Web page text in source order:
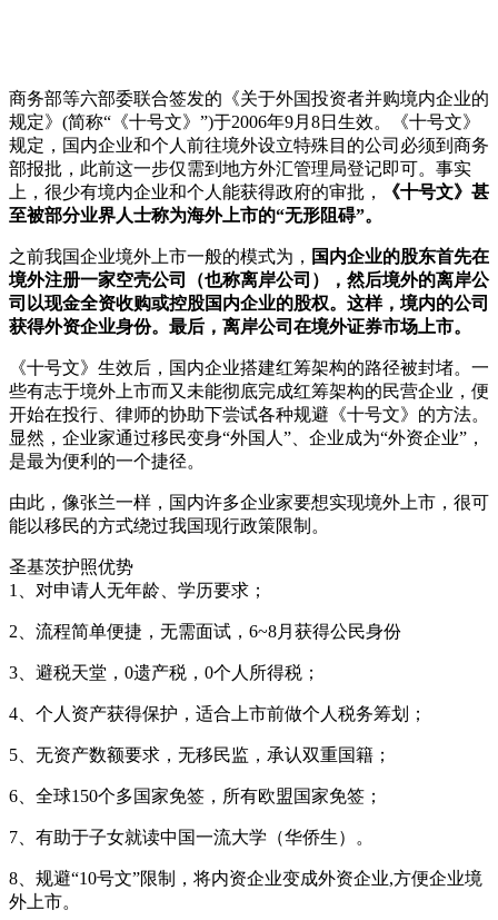
商务部等六部委联合签发的《关于外国投资者并购境内企业的
规定》(简称“《十号文》”)于2006年9月8日生效。《十号文》
规定，国内企业和个人前往境外设立特殊目的公司必须到商务
部报批，此前这一步仅需到地方外汇管理局登记即可。事实
上，很少有境内企业和个人能获得政府的审批，
《十号文》甚
至被部分业界人士称为海外上市的“无形阻碍”。
之前我国企业境外上市一般的模式为， 国内企业的股东首先在
境外注册一家空壳公司（也称离岸公司），然后境外的离岸公
司以现金全资收购或控股国内企业的股权。这样，境内的公司
获得外资企业身份。最后，离岸公司在境外证券市场上市。
《十号文》生效后，国内企业搭建红筹架构的路径被封堵。一
些有志于境外上市而又未能彻底完成红筹架构的民营企业，便
开始在投行、律师的协助下尝试各种规避《十号文》的方法。
显然，企业家通过移民变身“外国人”、企业成为“外资企业”，
是最为便利的一个捷径。
由此，像张兰一样，国内许多企业家要想实现境外上市，很可
能以移民的方式绕过我国现行政策限制。
圣基茨护照优势
1、对申请人无年龄、学历要求；
2、流程简单便捷，无需面试，6~8月获得公民身份
3、避税天堂，0遗产税，0个人所得税；
4、个人资产获得保护，适合上市前做个人税务筹划；
5、无资产数额要求，无移民监，承认双重国籍；
6、全球150个多国家免签，所有欧盟国家免签；
7、有助于子女就读中国一流大学（华侨生）。
8、规避“10号文”限制，将内资企业变成外资企业,方便企业境
外上市。